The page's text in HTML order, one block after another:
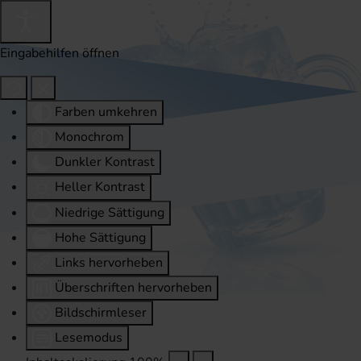
Eingabehilfen öffnen
Farben umkehren
Monochrom
Dunkler Kontrast
Heller Kontrast
Niedrige Sättigung
Hohe Sättigung
Links hervorheben
Überschriften hervorheben
Bildschirmleser
Lesemodus